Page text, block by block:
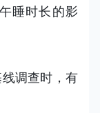
睡时长的影
调查时，有